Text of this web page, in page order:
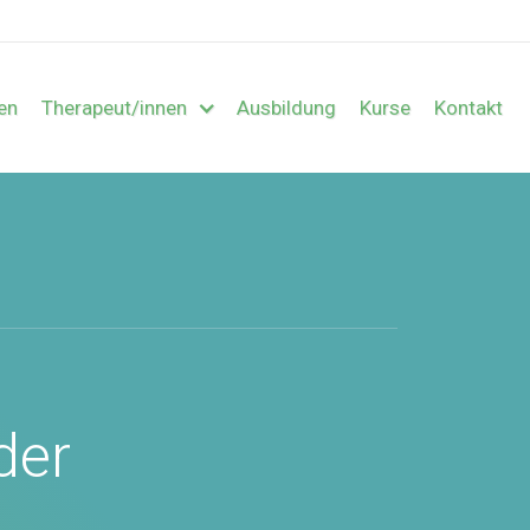
Therapeut/innen Ausbildung Kurse Kontakt